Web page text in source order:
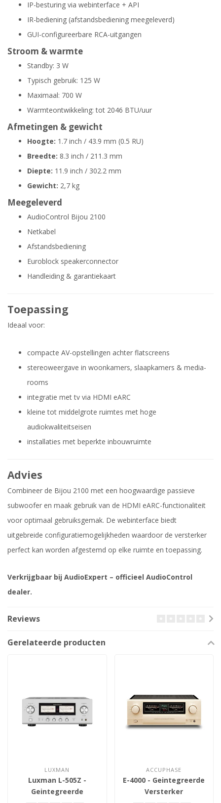
IP-besturing via webinterface + API
IR-bediening (afstandsbediening meegeleverd)
GUI-configureerbare RCA-uitgangen
Stroom & warmte
Standby: 3 W
Typisch gebruik: 125 W
Maximaal: 700 W
Warmteontwikkeling: tot 2046 BTU/uur
Afmetingen & gewicht
Hoogte: 1.7 inch / 43.9 mm (0.5 RU)
Breedte: 8.3 inch / 211.3 mm
Diepte: 11.9 inch / 302.2 mm
Gewicht: 2,7 kg
Meegeleverd
AudioControl Bijou 2100
Netkabel
Afstandsbediening
Euroblock speakerconnector
Handleiding & garantiekaart
Toepassing
Ideaal voor:
compacte AV-opstellingen achter flatscreens
stereoweergave in woonkamers, slaapkamers & media-
rooms
integratie met tv via HDMI eARC
kleine tot middelgrote ruimtes met hoge
audiokwaliteitseisen
installaties met beperkte inbouwruimte
Advies
Combineer de Bijou 2100 met een hoogwaardige passieve
subwoofer en maak gebruik van de HDMI eARC-functionaliteit
voor optimaal gebruiksgemak. De webinterface biedt
uitgebreide configuratiemogelijkheden waardoor de versterker
perfect kan worden afgestemd op elke ruimte en toepassing.
Verkrijgbaar bij AudioExpert – officieel AudioControl
dealer.
Reviews
Gerelateerde producten
LUXMAN
Luxman L-505Z -
Geintegreerde
ACCUPHASE
E-4000 - Geintegreerde
Versterker